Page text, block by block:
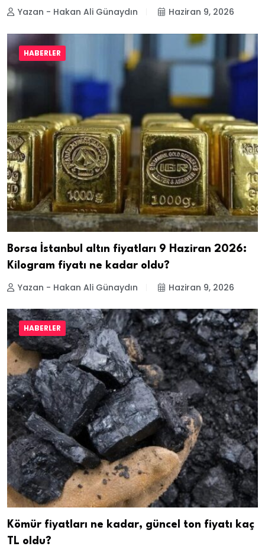
Yazan - Hakan Ali Günaydın Haziran 9, 2026
HABERLER
Borsa İstanbul altın fiyatları 9 Haziran 2026:
Kilogram fiyatı ne kadar oldu?
Yazan - Hakan Ali Günaydın Haziran 9, 2026
HABERLER
Kömür fiyatları ne kadar, güncel ton fiyatı kaç
TL oldu?